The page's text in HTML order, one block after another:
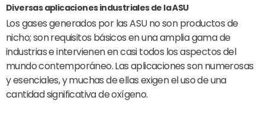
Diversas aplicaciones industriales de la ASU
Los gases generados por las ASU no son productos de
nicho; son requisitos básicos en una amplia gama de
industrias e intervienen en casi todos los aspectos del
mundo contemporáneo. Las aplicaciones son numerosas
y esenciales, y muchas de ellas exigen el uso de una
cantidad significativa de oxígeno.